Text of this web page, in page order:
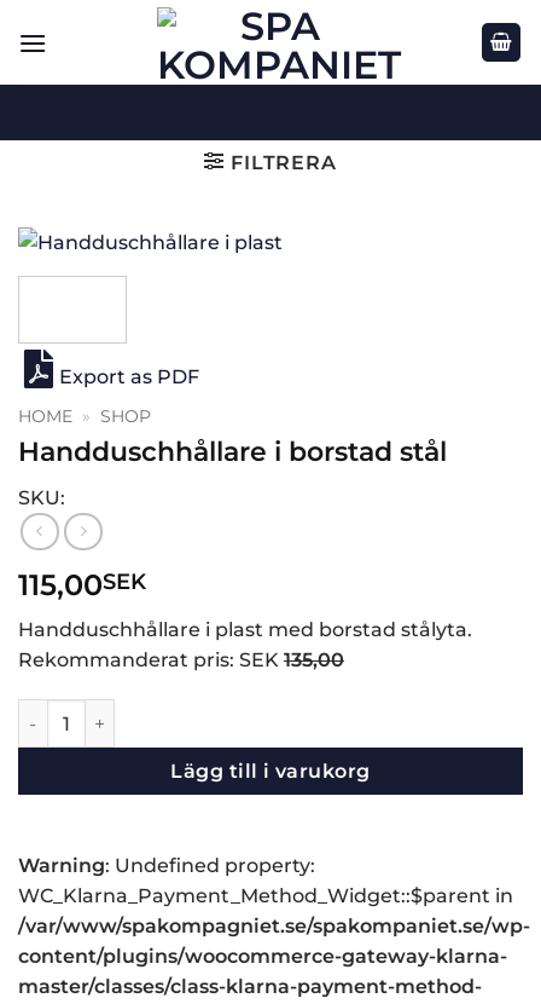
FILTRERA
Export as PDF
HOME » SHOP
Handduschhållare i borstad stål
SKU:
115,00SEK
Handduschhållare i plast med borstad stålyta.
Rekommanderat pris: SEK 135,00
Handduschhållare i borstad stål mängd
Lägg till i varukorg
Warning: Undefined property:
WC_Klarna_Payment_Method_Widget::$parent in
/var/www/spakompagniet.se/spakompaniet.se/wp-
content/plugins/woocommerce-gateway-klarna-
master/classes/class-klarna-payment-method-